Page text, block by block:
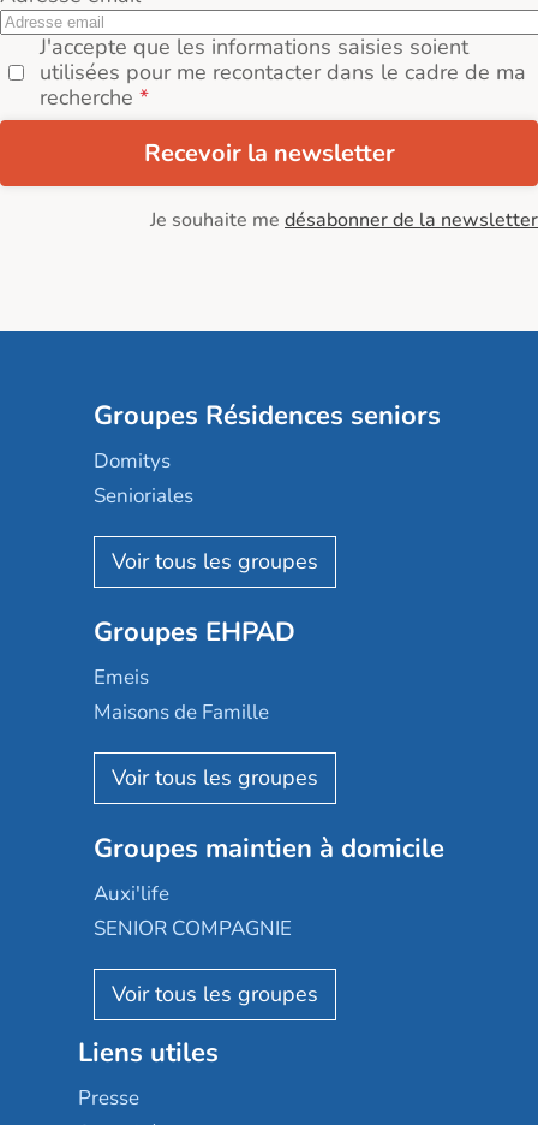
J'accepte que les informations saisies soient
utilisées pour me recontacter dans le cadre de ma
recherche
Recevoir la newsletter
Je souhaite me désabonner de la newsletter
Groupes Résidences seniors
Domitys
Senioriales
Nohée
Les Résidentiels
Mobicap
Domusvi
Happy Senior
Aquarelia
Nexity edenea
Les jardins d'Arcadie
Occitalia
Appartseniors
Reseda
Stella management
Les villages d'or
Sérénys
Groupes EHPAD
Emeis
Maisons de Famille
Korian
Emera
Groupe SOS
Le Noble Âge
Almage
Résidalya
Groupe aplus
Groupes maintien à domicile
Auxi'life
SENIOR COMPAGNIE
AGE D'OR Services
Liens utiles
Presse